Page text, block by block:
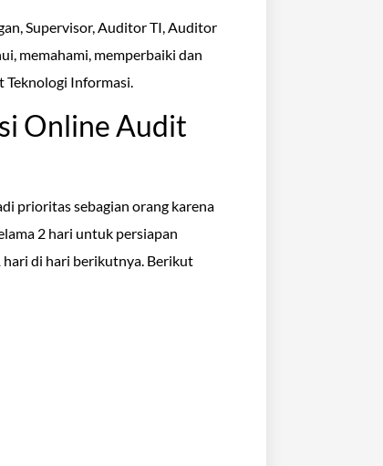
Supervisor, Auditor TI, Auditor
memahami, memperbaiki dan
Informasi.
Online Audit
prioritas sebagian orang karena
2 hari untuk persiapan
di hari berikutnya. Berikut